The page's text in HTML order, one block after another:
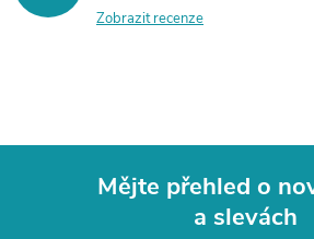
Zobrazit recenze
Mějte přehled o
a slevách